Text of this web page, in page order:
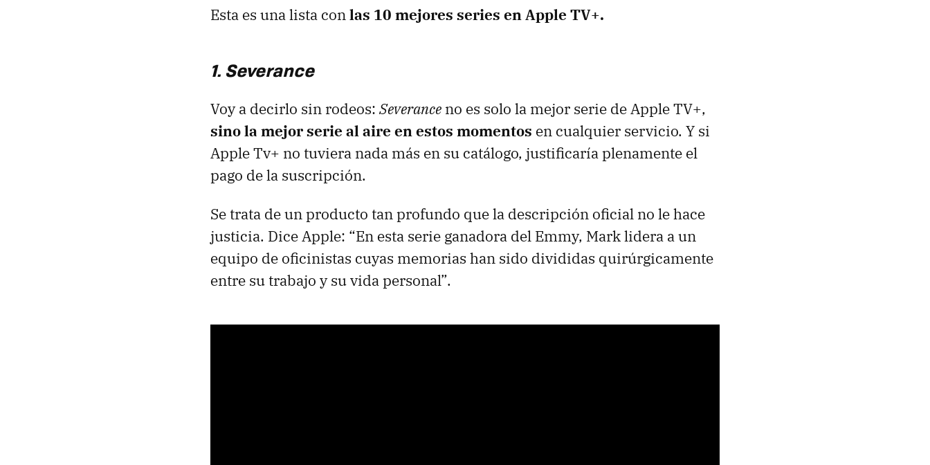
Esta es una lista conlas 10 mejores series en Apple TV+.
1. Severance
Voy a decirlo sin rodeos: Severance no es solo la mejor serie de Apple TV+,
sino la mejor serie al aire en estos momentos en cualquier servicio. Y si
Apple Tv+ no tuviera nada más en su catálogo, justificaría plenamente el
pago de la suscripción.
Se trata de un producto tan profundo que la descripción oficial no le hace
justicia. Dice Apple: “En esta serie ganadora del Emmy, Mark lidera a un
equipo de oficinistas cuyas memorias han sido divididas quirúrgicamente
entre su trabajo y su vida personal”.